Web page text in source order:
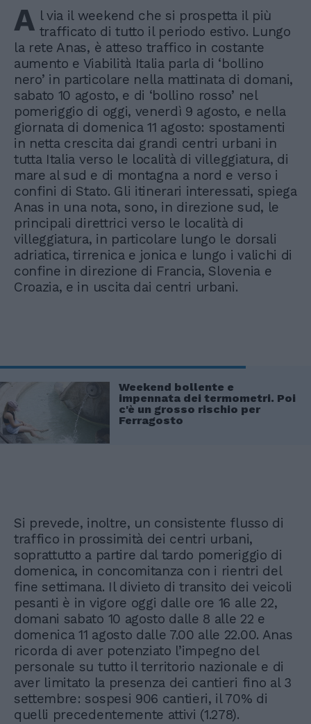
A l via il weekend che si prospetta il più
trafficato di tutto il periodo estivo. Lungo
la rete Anas, è atteso traffico in costante
aumento e Viabilità Italia parla di ‘bollino
nero’ in particolare nella mattinata di domani,
sabato 10 agosto, e di ‘bollino rosso’ nel
pomeriggio di oggi, venerdì 9 agosto, e nella
giornata di domenica 11 agosto: spostamenti
in netta crescita dai grandi centri urbani in
tutta Italia verso le località di villeggiatura, di
mare al sud e di montagna a nord e verso i
confini di Stato. Gli itinerari interessati, spiega
Anas in una nota, sono, in direzione sud, le
principali direttrici verso le località di
villeggiatura, in particolare lungo le dorsali
adriatica, tirrenica e jonica e lungo i valichi di
confine in direzione di Francia, Slovenia e
Croazia, e in uscita dai centri urbani.
Weekend bollente e
impennata dei termometri. Poi
c'è un grosso rischio per
Ferragosto
Si prevede, inoltre, un consistente flusso di
traffico in prossimità dei centri urbani,
soprattutto a partire dal tardo pomeriggio di
domenica, in concomitanza con i rientri del
fine settimana. Il divieto di transito dei veicoli
pesanti è in vigore oggi dalle ore 16 alle 22,
domani sabato 10 agosto dalle 8 alle 22 e
domenica 11 agosto dalle 7.00 alle 22.00. Anas
ricorda di aver potenziato l’impegno del
personale su tutto il territorio nazionale e di
aver limitato la presenza dei cantieri fino al 3
settembre: sospesi 906 cantieri, il 70% di
quelli precedentemente attivi (1.278).